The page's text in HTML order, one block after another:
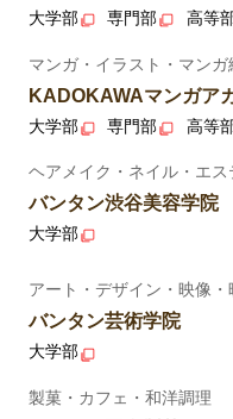
大学部 専門部 高等
マンガ・イラスト・マン
KADOKAWAマンガア
大学部 専門部 高等
ヘアメイク・ネイル・エ
バンタン渋谷美容学院
大学部
アート・デザイン・映像・
バンタン芸術学院
大学部
製菓・カフェ・和洋調理